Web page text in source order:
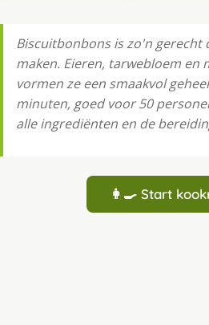
Biscuitbonbons is zo'n gerecht
maken. Eieren, tarwebloem en
vormen ze een smaakvol
minuten, goed voor 50
alle ingrediënten en de
👩‍🍳 Start